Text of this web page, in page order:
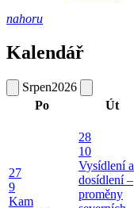
nahoru
Kalendář
Srpen2026
Po
Út
27
9
Kam
28
10
Vysídlení a
dosídlení –
proměny